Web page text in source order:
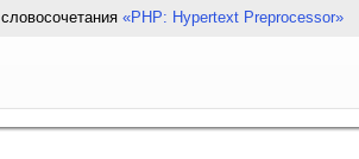
словосочетания «PHP: Hypertext Preprocessor»